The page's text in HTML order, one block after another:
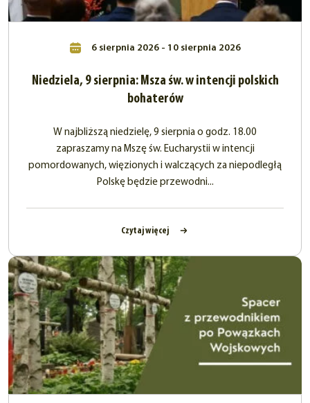
6 sierpnia 2026 - 10 sierpnia 2026
Niedziela, 9 sierpnia: Msza św. w intencji polskich
bohaterów
W najbliższą niedzielę, 9 sierpnia o godz. 18.00
zapraszamy na Mszę św. Eucharystii w intencji
pomordowanych, więzionych i walczących za niepodległą
Polskę będzie przewodni...
Czytaj więcej